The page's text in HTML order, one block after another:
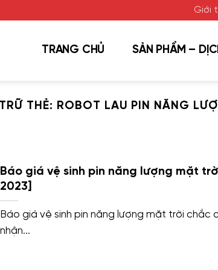
Giới
TRANG CHỦ SẢN PHẨM –
THẺ: ROBOT LAU PIN NĂNG
Báo giá vệ sinh pin năng lượng mặt
2023]
Báo giá vệ sinh pin năng lượng mặt trời chắc
nhận...